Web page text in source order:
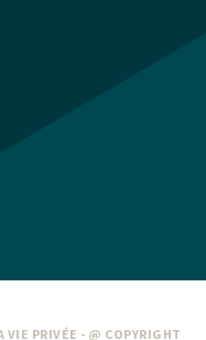
VIE PRIVÉE - @ COPYRIGHT